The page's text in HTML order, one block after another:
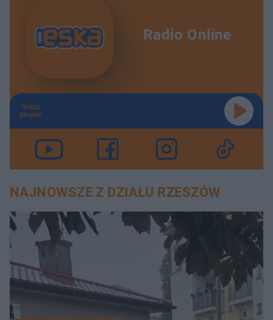
Radio Online
TERAZ
GRAMY
NAJNOWSZE Z DZIAŁU RZESZÓW